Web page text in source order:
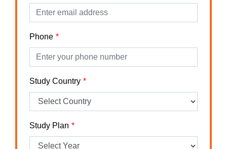
Phone
Study Country
Study Plan